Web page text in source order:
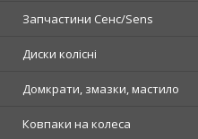
Запчастини Сенс/Sens
Диски колісні
Домкрати, змазки, мастило
Ковпаки на колеса